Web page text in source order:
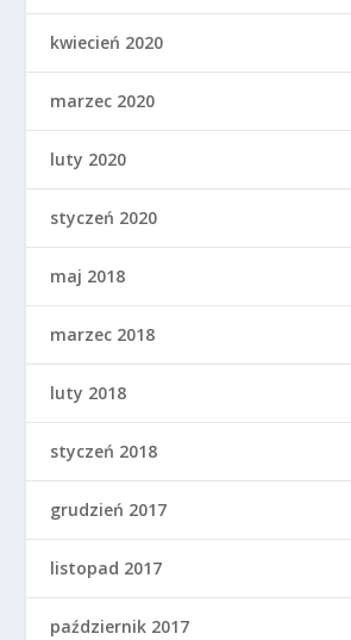
kwiecień 2020
marzec 2020
luty 2020
styczeń 2020
maj 2018
marzec 2018
luty 2018
styczeń 2018
grudzień 2017
listopad 2017
październik 2017